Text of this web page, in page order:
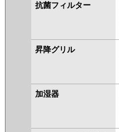
抗菌フィルター
昇降グリル
加湿器